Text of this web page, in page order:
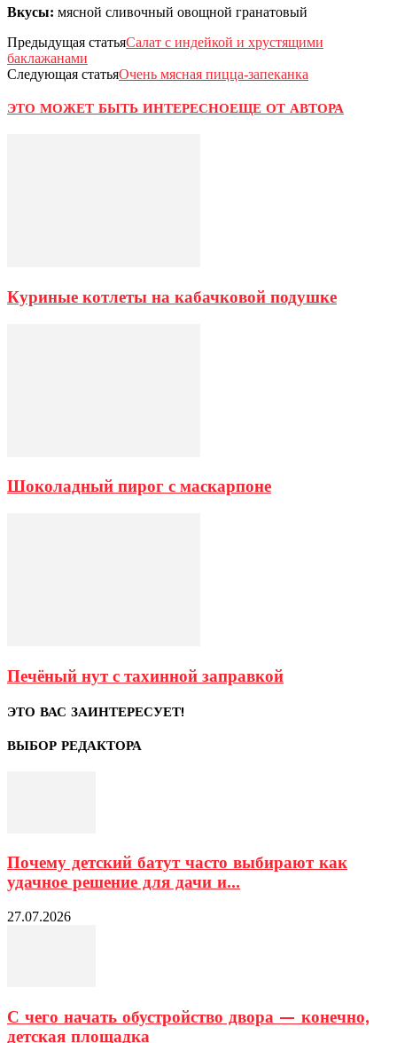
Вкусы: мясной сливочный овощной гранатовый
Предыдущая статьяСалат с индейкой и хрустящими
баклажанами
Следующая статьяОчень мясная пицца-запеканка
ЭТО МОЖЕТ БЫТЬ ИНТЕРЕСНОЕЩЕ ОТ АВТОРА
Куриные котлеты на кабачковой подушке
Шоколадный пирог с маскарпоне
Печёный нут с тахинной заправкой
ЭТО ВАС ЗАИНТЕРЕСУЕТ!
ВЫБОР РЕДАКТОРА
Почему детский батут часто выбирают как
удачное решение для дачи и...
27.07.2026
С чего начать обустройство двора — конечно,
детская площадка